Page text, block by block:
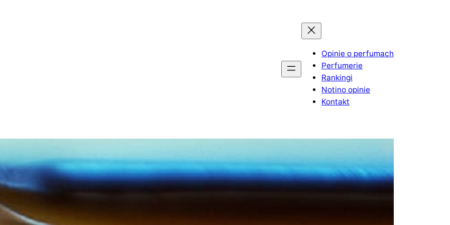
Opinie o perfumach
Perfumerie
Rankingi
Notino opinie
Kontakt